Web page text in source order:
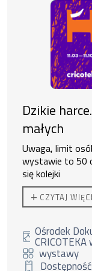
Dzikie
małych
Uwaga, limit
wystawie to 50
się kolejki
Ekspozycja
Do zakupu
dorosłe + 3
zostawiają
+ CZYTAJ
Ośrodek
wystawy